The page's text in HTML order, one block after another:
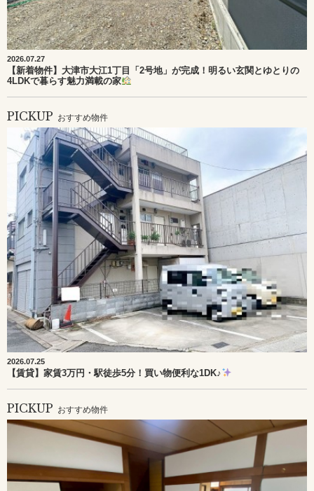
2026.07.27
【新着物件】大津市大江1丁目「2号地」が完成！明るい玄関とゆとりの
4LDKで暮らす魅力満載の家
PICKUP おすすめ物件
2026.07.25
【賃貸】家賃3万円・駅徒歩5分！買い物便利な1DK♪
PICKUP おすすめ物件